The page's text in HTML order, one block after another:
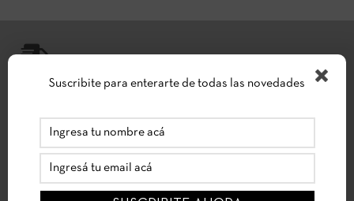
el país .
Suscribite para enterarte de todas las novedades